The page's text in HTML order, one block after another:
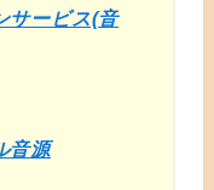
サービス(音
音源